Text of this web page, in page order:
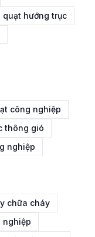
quạt hướng trục
công nghiệp
thông gió
nghiệp
chữa cháy
nghiệp